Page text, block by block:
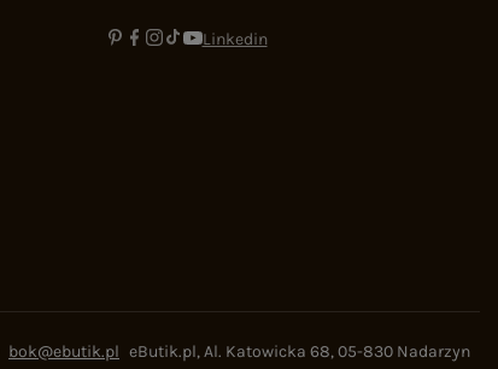
Linkedin
bok@ebutik.pl eButik.pl,Al. Katowicka 68,05-830 Nadarzyn